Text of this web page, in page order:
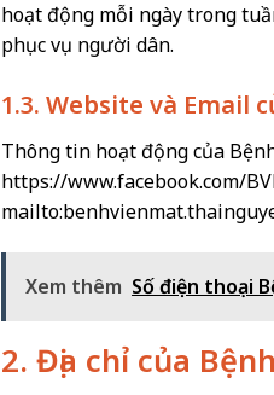
hoạt động mỗi ngày trong
phục vụ người dân.
1.3. Website và Email
Thông tin hoạt động của
https://www.facebook.com/
mailto:
Xem thêm Số điện thoại
2. Địa chỉ của